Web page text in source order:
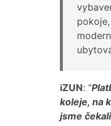
iZUN: "
koleje, na
jsme